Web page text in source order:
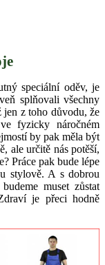
speciální oděv, je
splňovali všechny
jen z toho důvodu, že
fyzicky náročném
by pak měla být
ale určitě nás potěší,
Práce pak bude lépe
stylově. A s dobrou
muset zůstat
je přeci hodně